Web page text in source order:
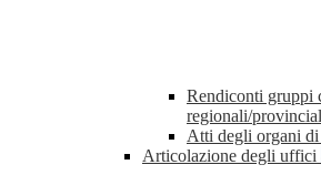
Rendiconti gruppi
regionali/
Atti degli organi
Articolazione degli uffici